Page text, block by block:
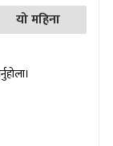
यो महिना